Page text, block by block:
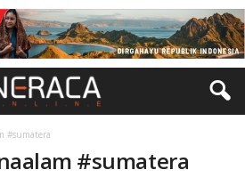
#sumatera
#sumatera